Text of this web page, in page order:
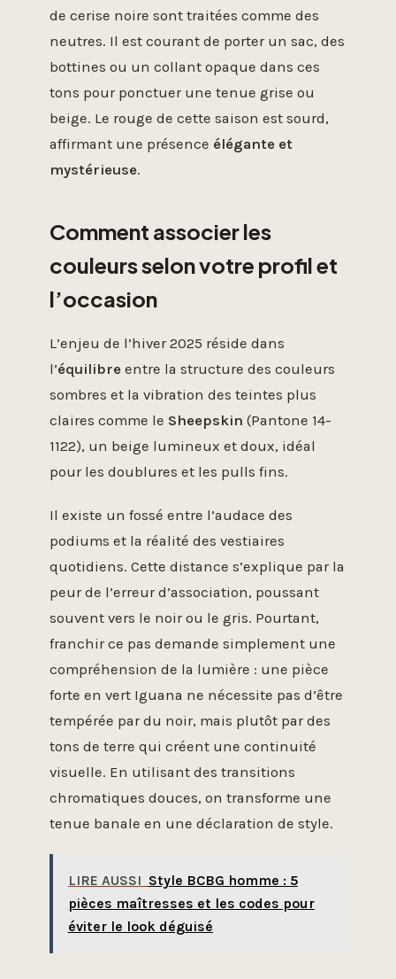
de cerise noire sont traitées comme des
neutres. Il est courant de porter un sac, des
bottines ou un collant opaque dans ces
tons pour ponctuer une tenue grise ou
beige. Le rouge de cette saison est sourd,
affirmant une présence élégante et
mystérieuse.
Comment associer les
couleurs selon votre profil et
l’occasion
L’enjeu de l’hiver 2025 réside dans
l’équilibre entre la structure des couleurs
sombres et la vibration des teintes plus
claires comme le Sheepskin (Pantone 14-
1122), un beige lumineux et doux, idéal
pour les doublures et les pulls fins.
Il existe un fossé entre l’audace des
podiums et la réalité des vestiaires
quotidiens. Cette distance s’explique par la
peur de l’erreur d’association, poussant
souvent vers le noir ou le gris. Pourtant,
franchir ce pas demande simplement une
compréhension de la lumière : une pièce
forte en vert Iguana ne nécessite pas d’être
tempérée par du noir, mais plutôt par des
tons de terre qui créent une continuité
visuelle. En utilisant des transitions
chromatiques douces, on transforme une
tenue banale en une déclaration de style.
LIRE AUSSI Style BCBG homme : 5
pièces maîtresses et les codes pour
éviter le look déguisé